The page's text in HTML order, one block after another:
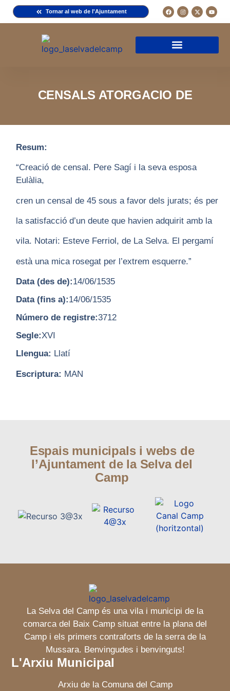
Tornar al web de l'Ajuntament
CENSALS ATORGACIO DE
Resum:
“Creació de censal. Pere Sagí i la seva esposa
Eulàlia,
cren un censal de 45 sous a favor dels jurats; és per
la satisfacció d’un deute que havien adquirit amb la
vila. Notari: Esteve Ferriol, de La Selva. El pergamí
està una mica rosegat per l’extrem esquerre.”
Data (des de):14/06/1535
Data (fins a):14/06/1535
Número de registre:3712
Segle:XVI
Llengua: Llatí
Escriptura: MAN
Espais municipals i webs de
l’Ajuntament de la Selva del
Camp
La Selva del Camp és una vila i municipi de la
comarca del Baix Camp situat entre la plana del
Camp i els primers contraforts de la serra de la
Mussara. Benvingudes i benvinguts!
L'Arxiu Municipal
Arxiu de la Comuna del Camp